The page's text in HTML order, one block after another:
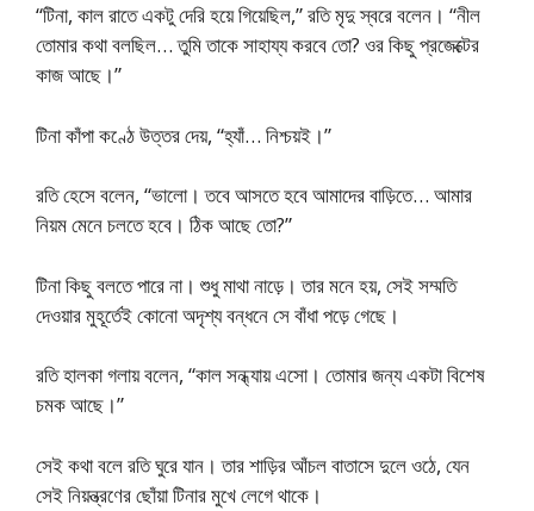
“টিনা, কাল রাতে একটু দেরি হয়ে গিয়েছিল,” রতি মৃদু স্বরে বলেন। “নীল
তোমার কথা বলছিল… তুমি তাকে সাহায্য করবে তো? ওর কিছু প্রজেক্টের
কাজ আছে।”
টিনা কাঁপা কণ্ঠে উত্তর দেয়, “হ্যাঁ… নিশ্চয়ই।”
রতি হেসে বলেন, “ভালো। তবে আসতে হবে আমাদের বাড়িতে… আমার
নিয়ম মেনে চলতে হবে। ঠিক আছে তো?”
টিনা কিছু বলতে পারে না। শুধু মাথা নাড়ে। তার মনে হয়, সেই সম্মতি
দেওয়ার মুহূর্তেই কোনো অদৃশ্য বন্ধনে সে বাঁধা পড়ে গেছে।
রতি হালকা গলায় বলেন, “কাল সন্ধ্যায় এসো। তোমার জন্য একটা বিশেষ
চমক আছে।”
সেই কথা বলে রতি ঘুরে যান। তার শাড়ির আঁচল বাতাসে দুলে ওঠে, যেন
সেই নিয়ন্ত্রণের ছোঁয়া টিনার মুখে লেগে থাকে।